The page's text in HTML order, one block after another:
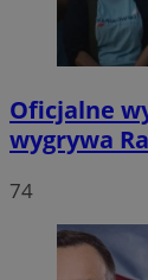
Oficjalne
wygrywa
74